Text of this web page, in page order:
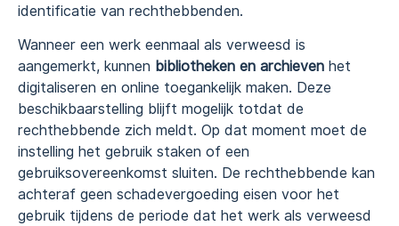
identificatie van rechthebbenden.
Wanneer een werk eenmaal als verweesd is
aangemerkt, kunnen bibliotheken en archieven het
digitaliseren en online toegankelijk maken. Deze
beschikbaarstelling blijft mogelijk totdat de
rechthebbende zich meldt. Op dat moment moet de
instelling het gebruik staken of een
gebruiksovereenkomst sluiten. De rechthebbende kan
achteraf geen schadevergoeding eisen voor het
gebruik tijdens de periode dat het werk als verweesd